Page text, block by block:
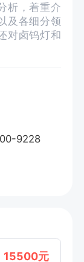
析，着重介
及各细分领
对卤钨灯和
9228
15500元